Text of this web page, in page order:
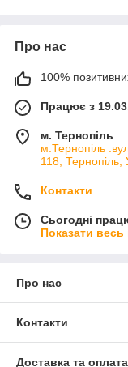
Про нас
100%
Працює з
м. Тернопіль
м.Тернопіль
118, Тернопіль,
Контакти
Сьогодні
Показати весь
Про нас
Контакти
Доставка та оплата